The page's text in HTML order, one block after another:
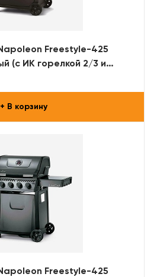
Freestyle-425
(с ИК горелкой 2/3 и
+ В корзину
Freestyle-425